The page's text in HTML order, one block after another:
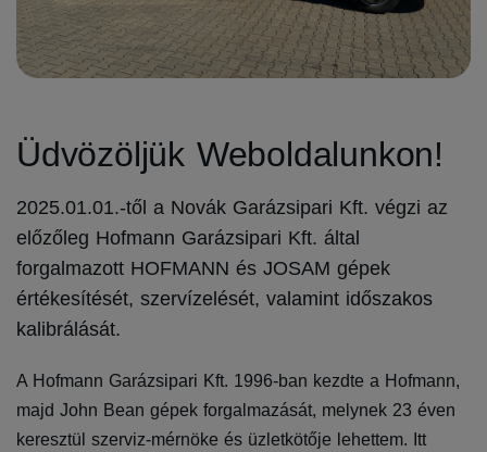
Üdvözöljük Weboldalunkon!
2025.01.01.-től a Novák Garázsipari Kft. végzi az
előzőleg Hofmann Garázsipari Kft. által
forgalmazott HOFMANN és JOSAM gépek
értékesítését, szervízelését, valamint időszakos
kalibrálását.
A Hofmann Garázsipari Kft. 1996-ban kezdte a Hofmann,
majd John Bean gépek forgalmazását, melynek 23 éven
keresztül szerviz-mérnöke és üzletkötője lehettem. Itt